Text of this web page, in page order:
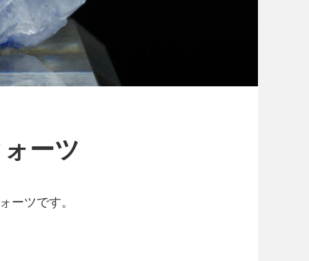
ーツ
ーツです。